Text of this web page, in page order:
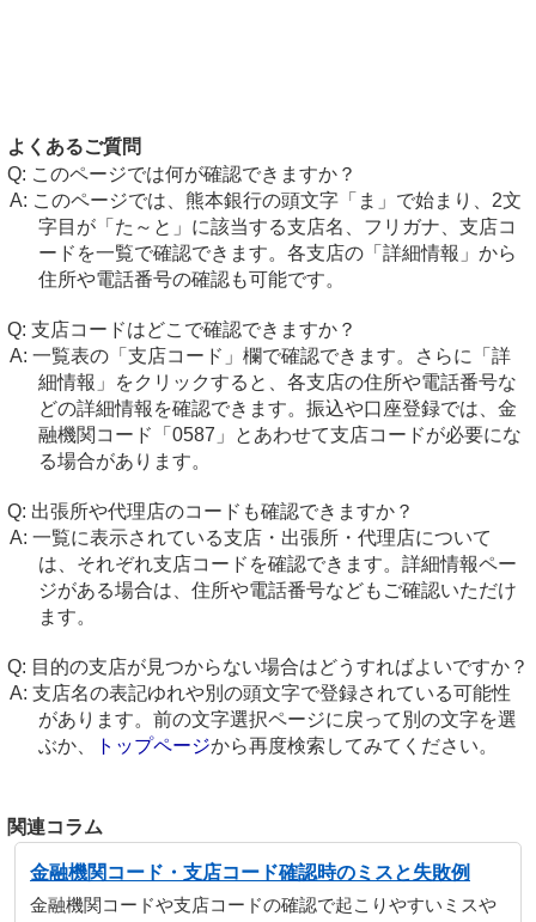
よくあるご質問
このページでは何が確認できますか？
このページでは、熊本銀行の頭文字「ま」で始まり、2文
字目が「た～と」に該当する支店名、フリガナ、支店コ
ードを一覧で確認できます。各支店の「詳細情報」から
住所や電話番号の確認も可能です。
支店コードはどこで確認できますか？
一覧表の「支店コード」欄で確認できます。さらに「詳
細情報」をクリックすると、各支店の住所や電話番号な
どの詳細情報を確認できます。振込や口座登録では、金
融機関コード「0587」とあわせて支店コードが必要にな
る場合があります。
出張所や代理店のコードも確認できますか？
一覧に表示されている支店・出張所・代理店について
は、それぞれ支店コードを確認できます。詳細情報ペー
ジがある場合は、住所や電話番号などもご確認いただけ
ます。
目的の支店が見つからない場合はどうすればよいですか？
支店名の表記ゆれや別の頭文字で登録されている可能性
があります。前の文字選択ページに戻って別の文字を選
ぶか、
トップページから再度検索してみてください。
関連コラム
金融機関コード・支店コード確認時のミスと失敗例
金融機関コードや支店コードの確認で起こりやすいミスや